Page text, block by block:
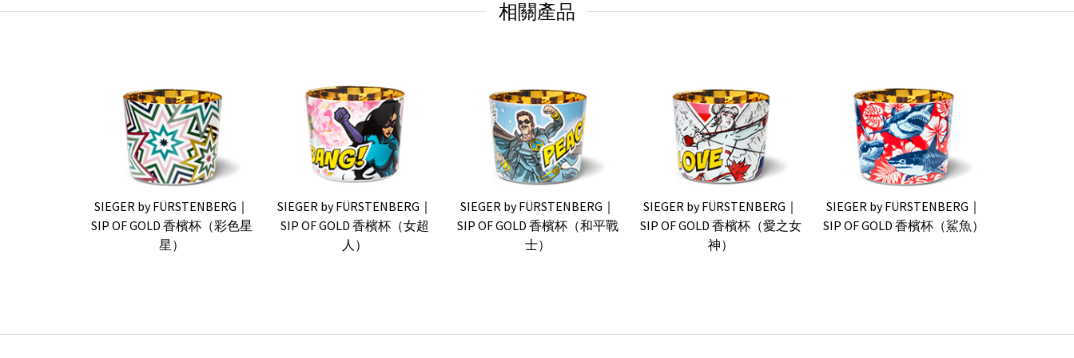
相關產品
SIEGER by FÜRSTENBERG｜
SIP OF GOLD 香檳杯（彩色星
星）
SIEGER by FÜRSTENBERG｜
SIP OF GOLD 香檳杯（女超
人）
SIEGER by FÜRSTENBERG｜
SIP OF GOLD 香檳杯（和平戰
士）
SIEGER by FÜRSTENBERG｜
SIP OF GOLD 香檳杯（愛之女
神）
SIEGER by FÜRSTENBERG｜
SIP OF GOLD 香檳杯（鯊魚）